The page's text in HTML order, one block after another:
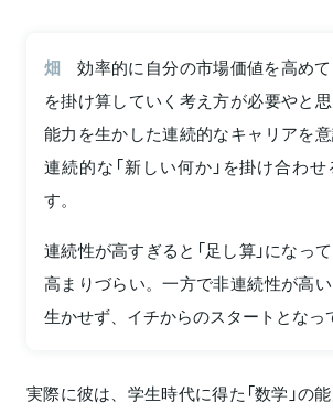
畑
効率的に自分の市場価値を高め
を掛け算していく考え方が必要やと
能力を生かした連続的なキャリアを
連続的な「新しい何か」を掛け合わ
す。
連続性が高すぎると「足し算」になっ
高まりづらい。一方で非連続性が高
生かせず、イチからのスタートとなっ
実際に彼は、学生時代に得た「数学」の能